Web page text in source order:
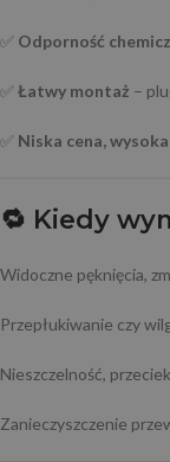
✅ Odporność
✅Łatwy montaż –
✅ Niska cena,
🔁 Kiedy
Widoczne pęknięcia,
Przepłukiwanie czy
Nieszczelność,
Zanieczyszczenie